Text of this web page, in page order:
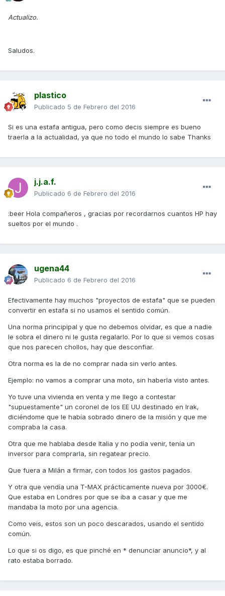
Actualizo.
Saludos.
plastico
Publicado 5 de Febrero del 2016
Si es una estafa antigua, pero como decis siempre es bueno
traerla a la actualidad, ya que no todo el mundo lo sabe Thanks
j.j.a.f.
Publicado 6 de Febrero del 2016
:beer Hola compañeros , gracias por recordarnos cuantos HP hay
sueltos por el mundo .
ugena44
Publicado 6 de Febrero del 2016
Efectivamente hay muchos "proyectos de estafa" que se pueden
convertir en estafa si no usamos el sentido común.
Una norma principipal y que no debemos olvidar, es que a nadie
le sobra el dinero ni le gusta regalarlo. Por lo que si vemos cosas
que nos parecen chollos, hay que desconfiar.
Otra norma es la de no comprar nada sin verlo antes.
Ejemplo: no vamos a comprar una moto, sin haberla visto antes.
Yo tuve una vivienda en venta y me llego a contestar
"supuestamente" un coronel de los EE UU destinado en Irak,
diciéndome que le había sobrado dinero de la misión y que me
compraba la casa.
Otra que me hablaba desde Italia y no podía venir, tenía un
inversor para comprarla, sin regatear precio.
Que fuera a Milán a firmar, con todos los gastos pagados.
Y otra que vendía una T-MAX prácticamente nueva por 3000€.
Que estaba en Londres por que se iba a casar y que me
mandaba la moto por una agencia.
Como veis, estos son un poco descarados, usando el sentido
común.
Lo que si os digo, es que pinché en * denunciar anuncio*, y al
rato estaba borrado.